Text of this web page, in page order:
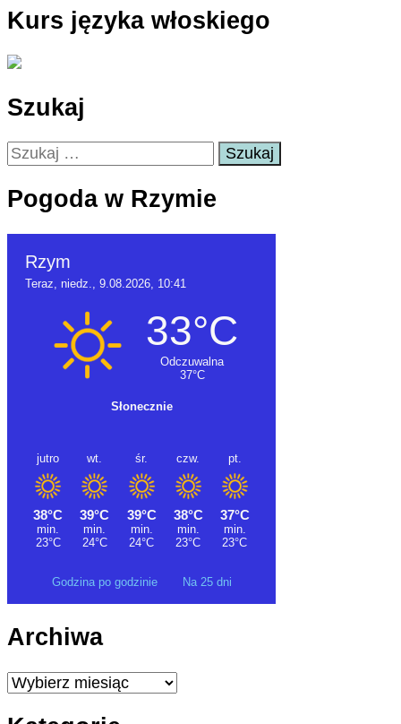
Kurs języka włoskiego
Szukaj
Szukaj:
Pogoda w Rzymie
Godzina po godzinie Na 25 dni
Archiwa
Archiwa